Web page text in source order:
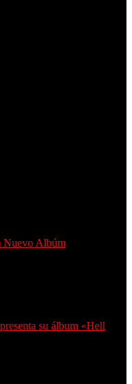
Nuevo Albúm
su álbum «Hell